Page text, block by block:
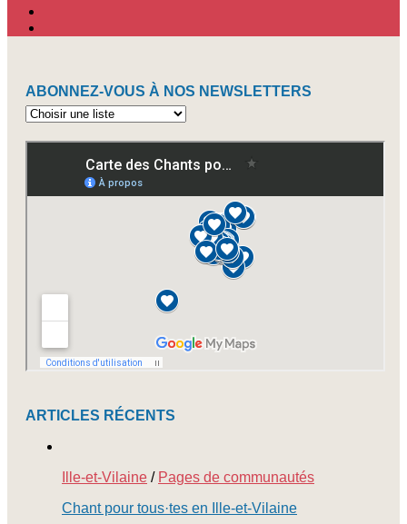
ABONNEZ-VOUS À NOS NEWSLETTERS
Abonnez-
à
newsletters
ARTICLES RÉCENTS
Ille-et-Vilaine / Pages de communautés
Chant pour tous·tes en Ille-et-Vilaine